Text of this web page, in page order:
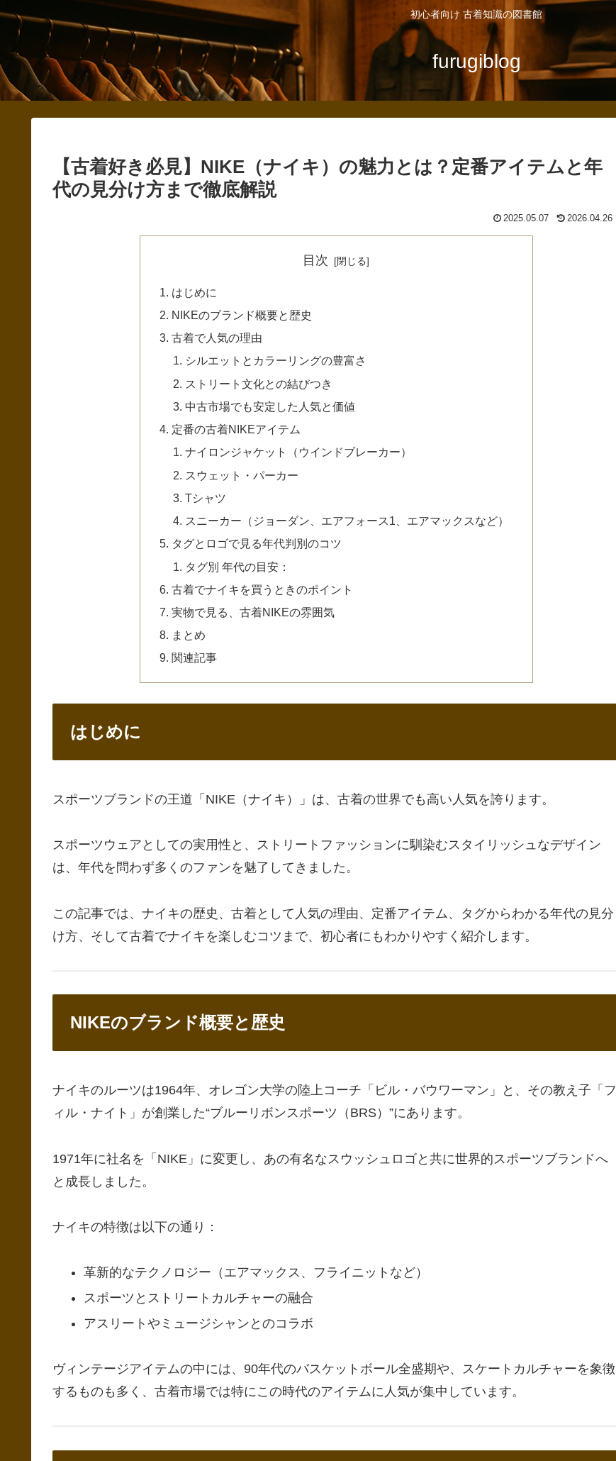
初心者向け 古着知識の図書館
furugiblog
【古着好き必見】NIKE（ナイキ）の魅力とは？定番アイテムと年
代の見分け方まで徹底解説
2025.05.07 2026.04.26
目次
はじめに
NIKEのブランド概要と歴史
古着で人気の理由
シルエットとカラーリングの豊富さ
ストリート文化との結びつき
中古市場でも安定した人気と価値
定番の古着NIKEアイテム
ナイロンジャケット（ウインドブレーカー）
スウェット・パーカー
Tシャツ
スニーカー（ジョーダン、エアフォース1、エアマックスなど）
タグとロゴで見る年代判別のコツ
タグ別 年代の目安：
古着でナイキを買うときのポイント
実物で見る、古着NIKEの雰囲気
まとめ
関連記事
はじめに
スポーツブランドの王道「NIKE（ナイキ）」は、古着の世界でも高い人気を誇ります。
スポーツウェアとしての実用性と、ストリートファッションに馴染むスタイリッシュなデザイン
は、年代を問わず多くのファンを魅了してきました。
この記事では、ナイキの歴史、古着として人気の理由、定番アイテム、タグからわかる年代の見分
け方、そして古着でナイキを楽しむコツまで、初心者にもわかりやすく紹介します。
NIKEのブランド概要と歴史
ナイキのルーツは1964年、オレゴン大学の陸上コーチ「ビル・バウワーマン」と、その教え子「フ
ィル・ナイト」が創業した“ブルーリボンスポーツ（BRS）”にあります。
1971年に社名を「NIKE」に変更し、あの有名なスウッシュロゴと共に世界的スポーツブランドへ
と成長しました。
ナイキの特徴は以下の通り：
革新的なテクノロジー（エアマックス、フライニットなど）
スポーツとストリートカルチャーの融合
アスリートやミュージシャンとのコラボ
ヴィンテージアイテムの中には、90年代のバスケットボール全盛期や、スケートカルチャーを象徴
するものも多く、古着市場では特にこの時代のアイテムに人気が集中しています。